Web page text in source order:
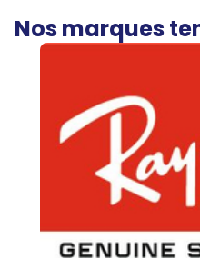
Nos marques